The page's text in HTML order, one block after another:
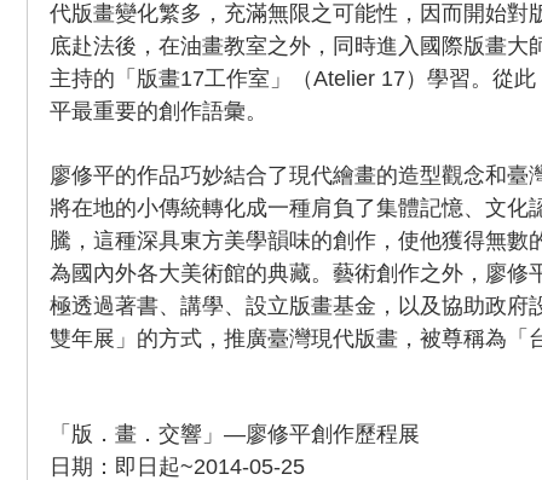
代版畫變化繁多，充滿無限之可能性，因而開始對
底赴法後，在油畫教室之外，同時進入國際版畫大
主持的「版畫17工作室」（Atelier 17）學習。從
平最重要的創作語彙。
廖修平的作品巧妙結合了現代繪畫的造型觀念和臺
將在地的小傳統轉化成一種肩負了集體記憶、文化
騰，這種深具東方美學韻味的創作，使他獲得無數
為國內外各大美術館的典藏。藝術創作之外，廖修
極透過著書、講學、設立版畫基金，以及協助政府
雙年展」的方式，推廣臺灣現代版畫，被尊稱為「
「版．畫．交響」—廖修平創作歷程展
日期：即日起~2014-05-25